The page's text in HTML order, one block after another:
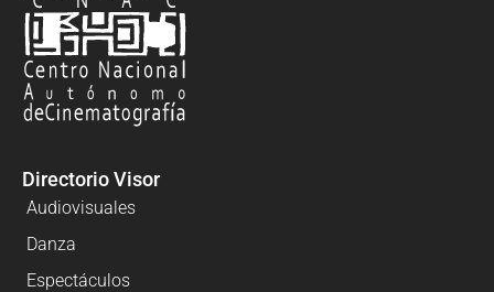
Directorio Visor
Audiovisuales
Danza
Espectáculos